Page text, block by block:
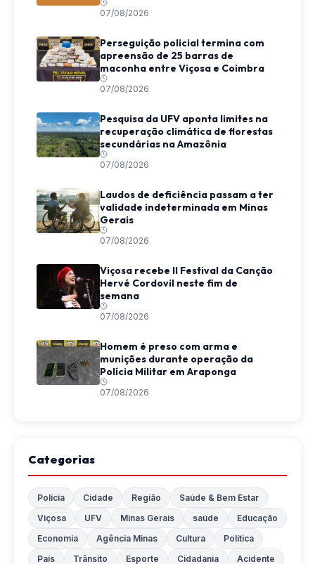
07/08/2026
Perseguição policial termina com
apreensão de 25 barras de
maconha entre Viçosa e Coimbra
07/08/2026
Pesquisa da UFV aponta limites na
recuperação climática de florestas
secundárias na Amazônia
07/08/2026
Laudos de deficiência passam a ter
validade indeterminada em Minas
Gerais
07/08/2026
Viçosa recebe II Festival da Canção
Hervé Cordovil neste fim de
semana
07/08/2026
Homem é preso com arma e
munições durante operação da
Polícia Militar em Araponga
07/08/2026
Categorias
Polícia Cidade Região
Saúde & Bem Estar
Viçosa
UFV Minas Gerais saúde
Educação
Economia
Agência Minas Cultura
Política
País
Trânsito Esporte Cidadania
Acidente